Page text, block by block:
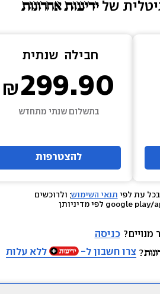
של
חבילה שנתית
299.90
בתשלום שנתי מתחדש
להצטרפות
בכל עת לפי תנאי השימוש; ולרוכשים
מנויים? כניסה
צרו חשבון ל- ללא עלות